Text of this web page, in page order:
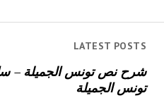
LATEST POSTS
شرح نص تونس الجميلة –
تونس الجميلة